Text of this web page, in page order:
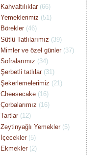
Kahvaltılıklar (66)
Yemeklerimiz (51)
Börekler (46)
Sütlü Tatlılarımız (39)
Mimler ve özel günler (37)
Sofralarımız (34)
Şerbetli tatlılar (31)
Şekerlemelerimiz (21)
Cheesecake (16)
Çorbalarımız (16)
Tartlar (12)
Zeytinyağlı Yemekler (5)
İçecekler (5)
Ekmekler (2)